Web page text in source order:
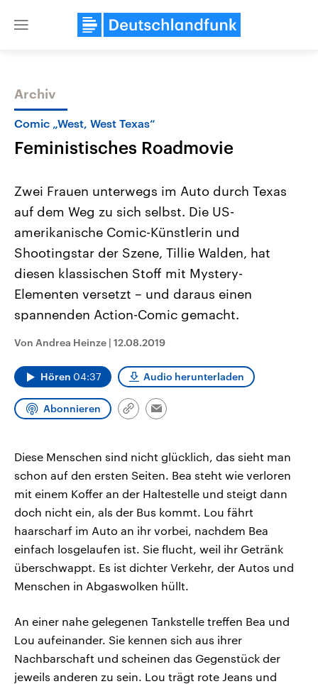
Close
Themen
Landtagswahl Sachsen-Anhalt
2026
Alle Informationen
Sachsen-Anhalt wählt am 6.
September 2026 einen neuen
Bundesland von einer Koalition aus
Umfragen, Prognosen,
Wahlprogramme, aktuelle Berichte
und Kandidaten der anstehenden
Wahl.
USA
Aktuelle Beiträge,
Hintergründe
Wirtschaftlich und
gehören die Vereinigten
mit großem Einfluss auf
Archiv
Comic „West, West Texas“
Feministisches Roadmovie
Zwei Frauen unterwegs im Auto durch Texas
auf dem Weg zu sich selbst. Die US-
amerikanische Comic-Künstlerin und
Shootingstar der Szene, Tillie Walden, hat
diesen klassischen Stoff mit Mystery-
Elementen versetzt – und daraus einen
spannenden Action-Comic gemacht.
Von Andrea Heinze | 12.08.2019
Hören 04:37 Audio herunterladen
Abonnieren
Link
Email
Diese Menschen sind nicht glücklich, das sieht man
schon auf den ersten Seiten. Bea steht wie verloren
mit einem Koffer an der Haltestelle und steigt dann
doch nicht ein, als der Bus kommt. Lou fährt
haarscharf im Auto an ihr vorbei, nachdem Bea
einfach losgelaufen ist. Sie flucht, weil ihr Getränk
überschwappt. Es ist dichter Verkehr, der Autos und
Menschen in Abgaswolken hüllt.
An einer nahe gelegenen Tankstelle treffen Bea und
Lou aufeinander. Sie kennen sich aus ihrer
Nachbarschaft und scheinen das Gegenstück der
jeweils anderen zu sein. Lou trägt rote Jeans und